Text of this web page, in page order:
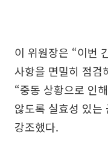
이 위원장은 “이번
사항을 면밀히 점검
“중동 상황으로 인
않도록 실효성 있는
강조했다.